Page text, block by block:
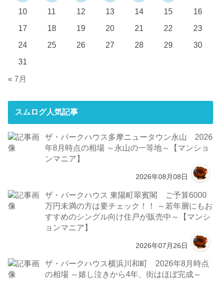
10
11 12 13 14 15
16
17
18 19 20 21 22
23
24
25 26 27 28 29
30
31
« 7月
スムログ人気記事
ザ・パークハウス多摩ニュータウン永山 2026
年8月時点の相場 ～永山の一等地～【マンショ
ンマニア】
2026年08月08日
ザ・パークハウス 東陽町翠賓閣 ご予算6000
万円未満の方は要チェック！！ ～若年層にもお
すすめのシングル向け住戸が販売中～【マンシ
ョンマニア】
2026年07月26日
ザ・パークハウス横浜川和町 2026年8月時点
の相場 ～嬉し泣きから4年、街はほぼ完成～